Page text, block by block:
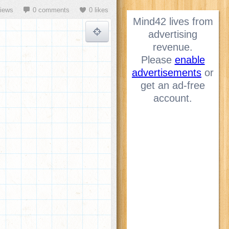
0 comments 0 likes
Mind42 lives from
advertising
revenue.
Please enable
advertisements or
get an ad-free
account.